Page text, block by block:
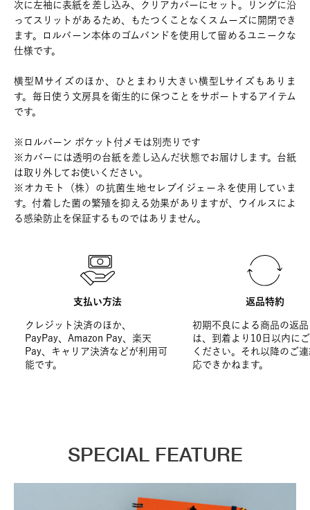
次に左袖に表紙を差し込み、クリアカバーにセット。リングに沿
ってスリットがあるため、もたつくことなくスムーズに開閉でき
ます。ロルバーン本体のゴムバンドを使用して留めるユニークな
仕様です。
横型Mサイズのほか、ひとまわり大きい横型Lサイズもありま
す。毎日使う文房具を衛生的に保つことをサポートするアイテム
です。
※ロルバーン ポケット付メモは別売りです
※カバーには透明の台紙を差し込んだ状態でお届けします。台紙
は取り外してお使いください。
※オカモト（株）の抗菌生地セレブイジェーネを使用していま
す。付着した菌の繁殖を抑える効果がありますが、ウイルスによ
る感染防止を保証するものではありません。
支払い方法
クレジット決済のほか、
PayPay、Amazon Pay、楽天
Pay、キャリア決済などが利用可
能です。
返品特約
初期不良による商品の返
は、到着より10日以内に
ください。それ以降のご
応できかねます。
SPECIAL FEATURE